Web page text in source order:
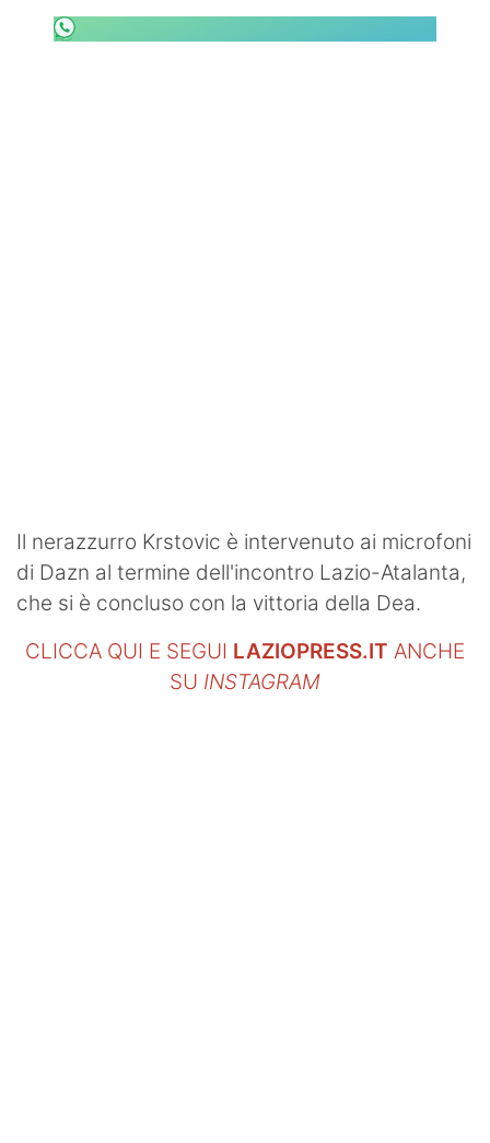
SHOP LAZIO
Il nerazzurro Krstovic è intervenuto ai microfoni
di Dazn al termine dell'incontro Lazio-Atalanta,
che si è concluso con la vittoria della Dea.
CLICCA QUI E SEGUI LAZIOPRESS.IT ANCHE
SU INSTAGRAM